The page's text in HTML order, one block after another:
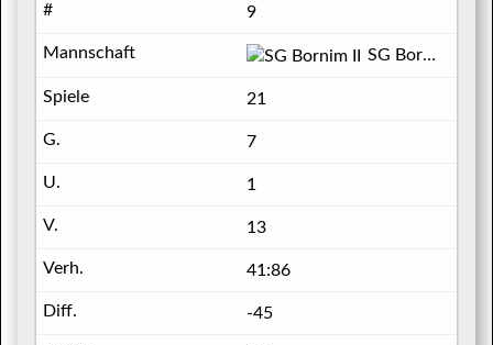
9
SG Bornim II
21
7
1
13
41:86
-45